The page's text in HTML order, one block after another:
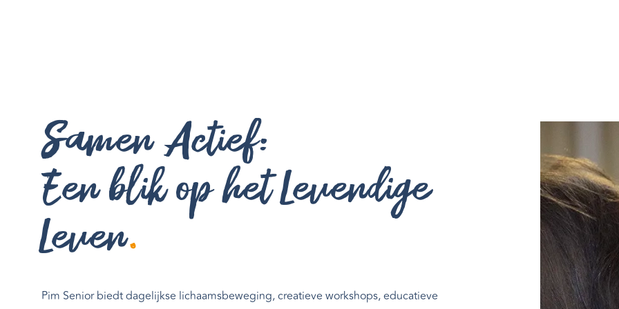
Samen Actief:
Een blik op het Levendige
Leven.
Pim Senior biedt dagelijkse lichaamsbeweging, creatieve workshops, educatieve